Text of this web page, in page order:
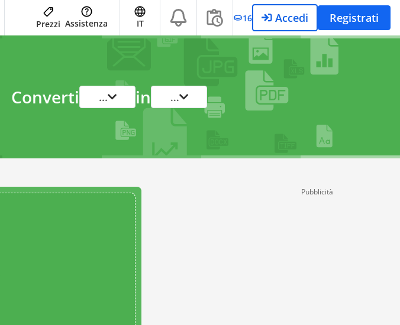
Prezzi Assistenza IT 16 Accedi Registrati
Converti ... in ...
Pubblicità